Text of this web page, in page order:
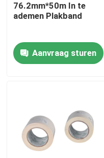
Verzoek om een Citaat
Het tijdelijke Broodje
Kraftpapier-
76.2mm*50m In te
ademen Plakband
Aanvraag sturen